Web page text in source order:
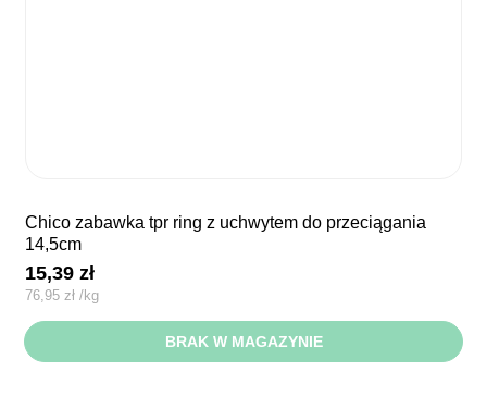
chico zabawka tpr ring z uchwytem do przeciągania
14,5cm
15,39zł
76,95 zł /kg
BRAK W MAGAZYNIE